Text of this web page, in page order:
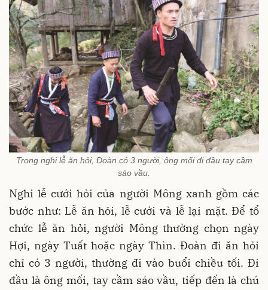
Trong nghi lễ ăn hỏi, Đoàn có 3 người, ông mối đi đầu tay cầm
sáo vầu.
Nghi lễ cưới hỏi của người Mông xanh gồm các
bước như: Lễ ăn hỏi, lễ cưới và lễ lại mặt. Để tổ
chức lễ ăn hỏi, người Mông thường chọn ngày
Hợi, ngày Tuất hoặc ngày Thìn. Đoàn đi ăn hỏi
chỉ có 3 người, thường đi vào buổi chiều tối. Đi
đầu là ông mối, tay cầm sáo vầu, tiếp đến là chú